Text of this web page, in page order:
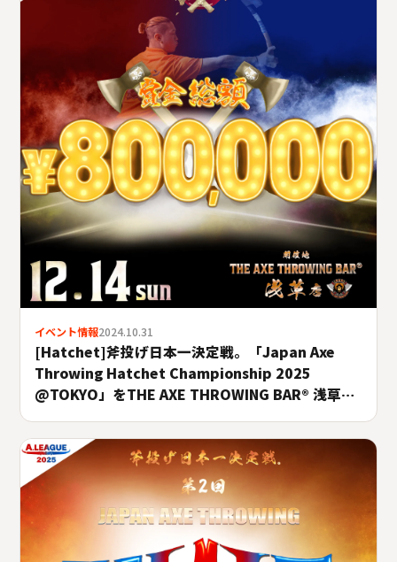
イベント情報2024.10.31
[Hatchet]斧投げ日本一決定戦。「Japan Axe
Throwing Hatchet Championship 2025
@TOKYO」をTHE AXE THROWING BAR®︎ 浅草店
#A.LEAGUE2025